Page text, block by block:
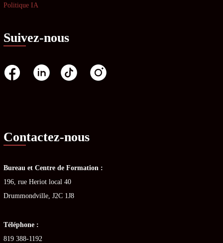
Politique IA
Suivez-nous
Contactez-nous
Bureau et Centre de Formation :
196, rue Heriot local 40
Drummondville, J2C 1J8
Téléphone :
819 388-1192